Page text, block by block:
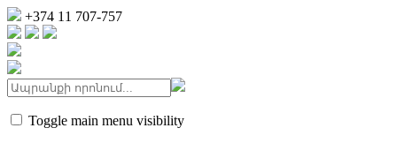
+374 11 707-757
Toggle main menu visibility